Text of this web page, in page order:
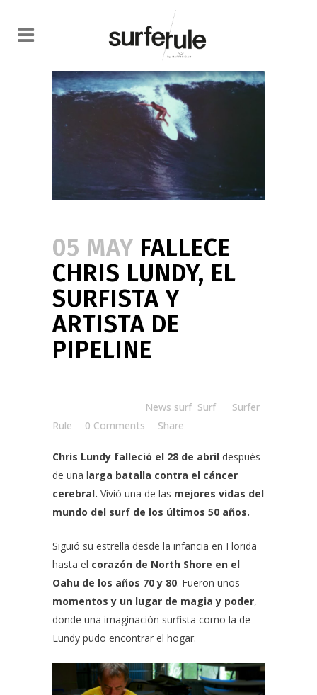
05 MAY FALLECE
CHRIS LUNDY, EL
SURFISTA Y
ARTISTA DE
PIPELINE
News surf Surf
Surfer
Rule
0 Comments Share
Chris Lundy falleció el 28 de abril después
de una larga batalla contra el cáncer
cerebral. Vivió una de las mejores vidas del
mundo del surf de los últimos 50 años.
Siguió su estrella desde la infancia en Florida
hasta el corazón de North Shore en el
Oahu de los años 70 y 80. Fueron unos
momentos y un lugar de magia y poder,
donde una imaginación surfista como la de
Lundy pudo encontrar el hogar.